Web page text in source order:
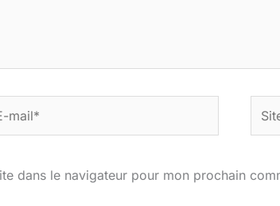
dans le navigateur pour mon prochain